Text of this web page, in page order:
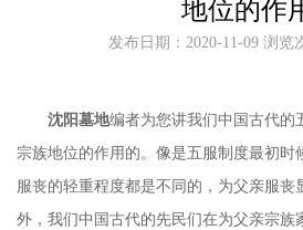
地位的作
发布日期：2020-11-09 浏览
沈阳墓地编者为您讲我们中国古代的
宗族地位的作用的。像是五服制度最初时
服丧的轻重程度都是不同的，为父亲服丧
外，我们中国古代的先民们在为父亲宗族